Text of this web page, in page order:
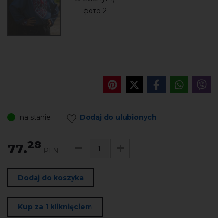
na stanie Dodaj do ulubionych
77.28 PLN
Dodaj do koszyka
Kup za 1 kliknięciem